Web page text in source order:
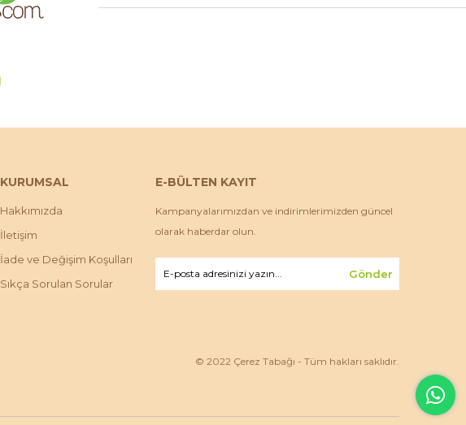
KURUMSAL
Hakkımızda
İletişim
İade ve Değişim Koşulları
Sıkça Sorulan Sorular
E-BÜLTEN KAYIT
Kampanyalarımızdan ve indirimlerimizden güncel
olarak haberdar olun.
Gönder
© 2022 Çerez Tabağı - Tüm hakları saklıdır.